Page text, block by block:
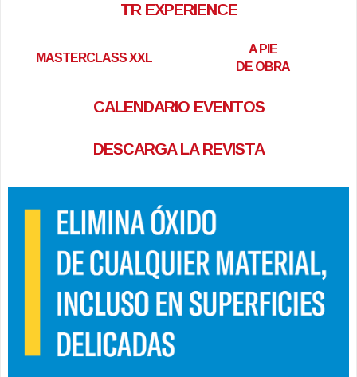
TR EXPERIENCE
MASTERCLASS XXL
A PIE
DE OBRA
CALENDARIO EVENTOS
DESCARGA LA REVISTA